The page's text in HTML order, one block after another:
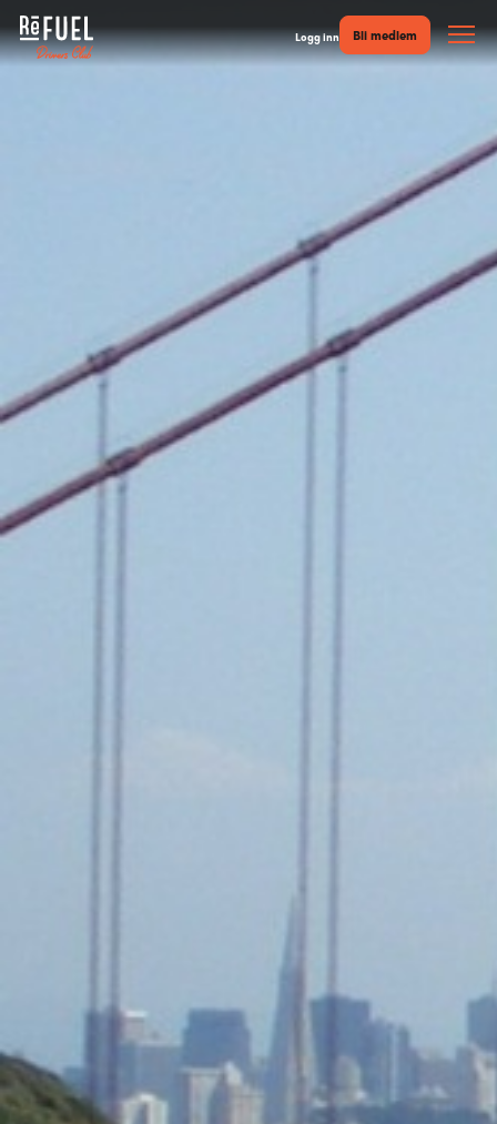
Logg inn Bli medlem